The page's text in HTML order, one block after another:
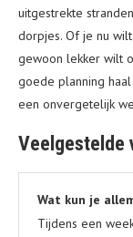
uitgestrekte
dorpjes. Of je nu
gewoon lekker wilt
goede planning
een onvergetelijk
Veelgestelde
Wat kun je
Tijdens een